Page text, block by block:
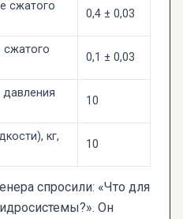
сжатого
0,4 ± 0,03
сжатого
0,1 ± 0,03
10
кг,
10
спросили: «Что для
Он